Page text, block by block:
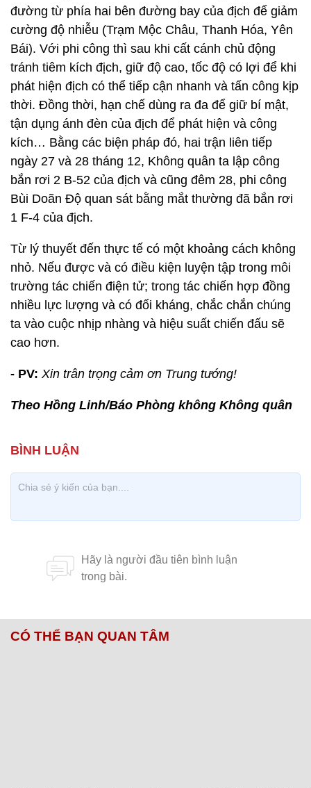
đường từ phía hai bên đường bay của địch để giảm
cường độ nhiễu (Trạm Mộc Châu, Thanh Hóa, Yên
Bái). Với phi công thì sau khi cất cánh chủ động
tránh tiêm kích địch, giữ độ cao, tốc độ có lợi để khi
phát hiện địch có thể tiếp cận nhanh và tấn công kịp
thời. Đồng thời, hạn chế dùng ra đa để giữ bí mật,
tận dụng ánh đèn của địch để phát hiện và công
kích… Bằng các biện pháp đó, hai trận liên tiếp
ngày 27 và 28 tháng 12, Không quân ta lập công
bắn rơi 2 B-52 của địch và cũng đêm 28, phi công
Bùi Doãn Độ quan sát bằng mắt thường đã bắn rơi
1 F-4 của địch.
Từ lý thuyết đến thực tế có một khoảng cách không
nhỏ. Nếu được và có điều kiện luyện tập trong môi
trường tác chiến điện tử; trong tác chiến hợp đồng
nhiều lực lượng và có đối kháng, chắc chắn chúng
ta vào cuộc nhịp nhàng và hiệu suất chiến đấu sẽ
cao hơn.
- PV: Xin trân trọng cảm ơn Trung tướng!
Theo Hồng Linh/Báo Phòng không Không quân
CÓ THỂ BẠN QUAN TÂM